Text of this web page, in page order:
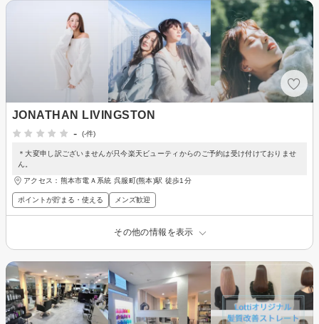
JONATHAN LIVINGSTON
-
(-件)
＊大変申し訳ございませんが只今楽天ビューティからのご予約は受け付けておりませ
ん。
アクセス：熊本市電Ａ系統 呉服町(熊本)駅 徒歩1分
ポイントが貯まる・使える メンズ歓迎
その他の情報を表示